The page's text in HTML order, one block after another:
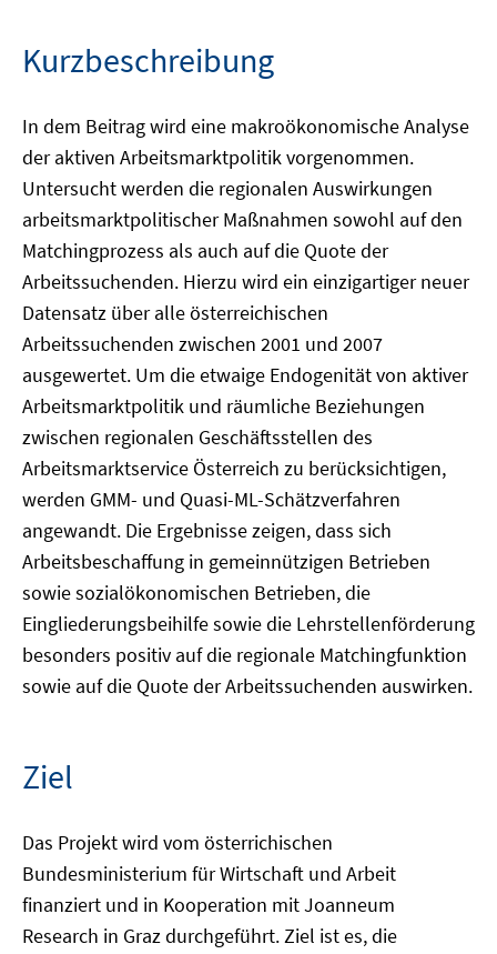
Kurzbeschreibung
In dem Beitrag wird eine makroökonomische Analyse
der aktiven Arbeitsmarktpolitik vorgenommen.
Untersucht werden die regionalen Auswirkungen
arbeitsmarktpolitischer Maßnahmen sowohl auf den
Matchingprozess als auch auf die Quote der
Arbeitssuchenden. Hierzu wird ein einzigartiger neuer
Datensatz über alle österreichischen
Arbeitssuchenden zwischen 2001 und 2007
ausgewertet. Um die etwaige Endogenität von aktiver
Arbeitsmarktpolitik und räumliche Beziehungen
zwischen regionalen Geschäftsstellen des
Arbeitsmarktservice Österreich zu berücksichtigen,
werden GMM- und Quasi-ML-Schätzverfahren
angewandt. Die Ergebnisse zeigen, dass sich
Arbeitsbeschaffung in gemeinnützigen Betrieben
sowie sozialökonomischen Betrieben, die
Eingliederungsbeihilfe sowie die Lehrstellenförderung
besonders positiv auf die regionale Matchingfunktion
sowie auf die Quote der Arbeitssuchenden auswirken.
Ziel
Das Projekt wird vom österrichischen
Bundesministerium für Wirtschaft und Arbeit
finanziert und in Kooperation mit Joanneum
Research in Graz durchgeführt. Ziel ist es, die